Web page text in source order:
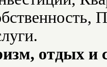
отдых и